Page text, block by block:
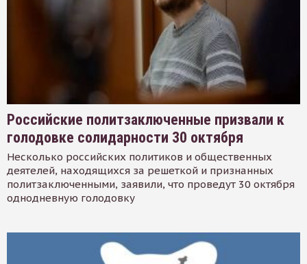
Российские политзаключенные призвали к
голодовке солидарности 30 октября
Несколько российских политиков и общественных
деятелей, находящихся за решеткой и признанных
политзаключенными, заявили, что проведут 30 октября
однодневную голодовку